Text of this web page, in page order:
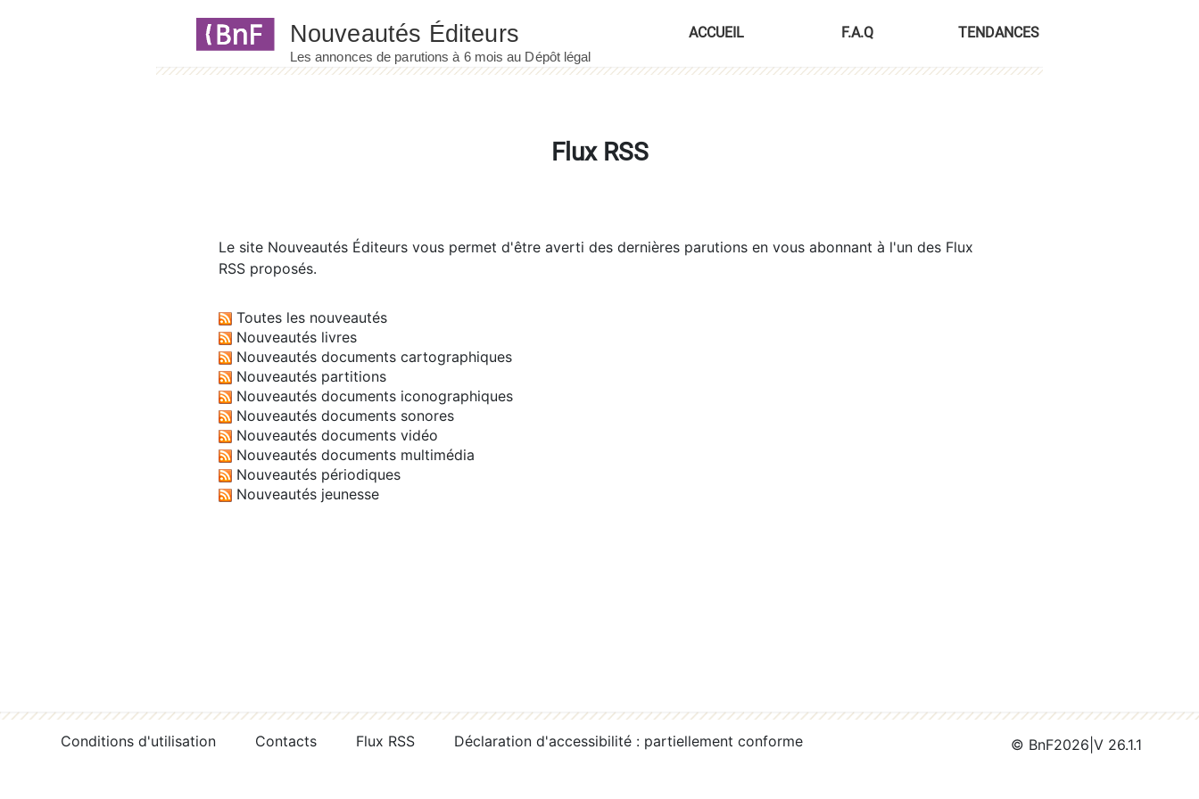
ACCUEIL F.A.Q TENDANCES
Flux RSS
Le site Nouveautés Éditeurs vous permet d'être averti des dernières parutions en vous abonnant à l'un des Flux
RSS proposés.
Toutes les nouveautés
Nouveautés livres
Nouveautés documents cartographiques
Nouveautés partitions
Nouveautés documents iconographiques
Nouveautés documents sonores
Nouveautés documents vidéo
Nouveautés documents multimédia
Nouveautés périodiques
Nouveautés jeunesse
Conditions d'utilisation Contacts Flux RSS Déclaration d'accessibilité : partiellement conforme © BnF2026 V 26.1.1